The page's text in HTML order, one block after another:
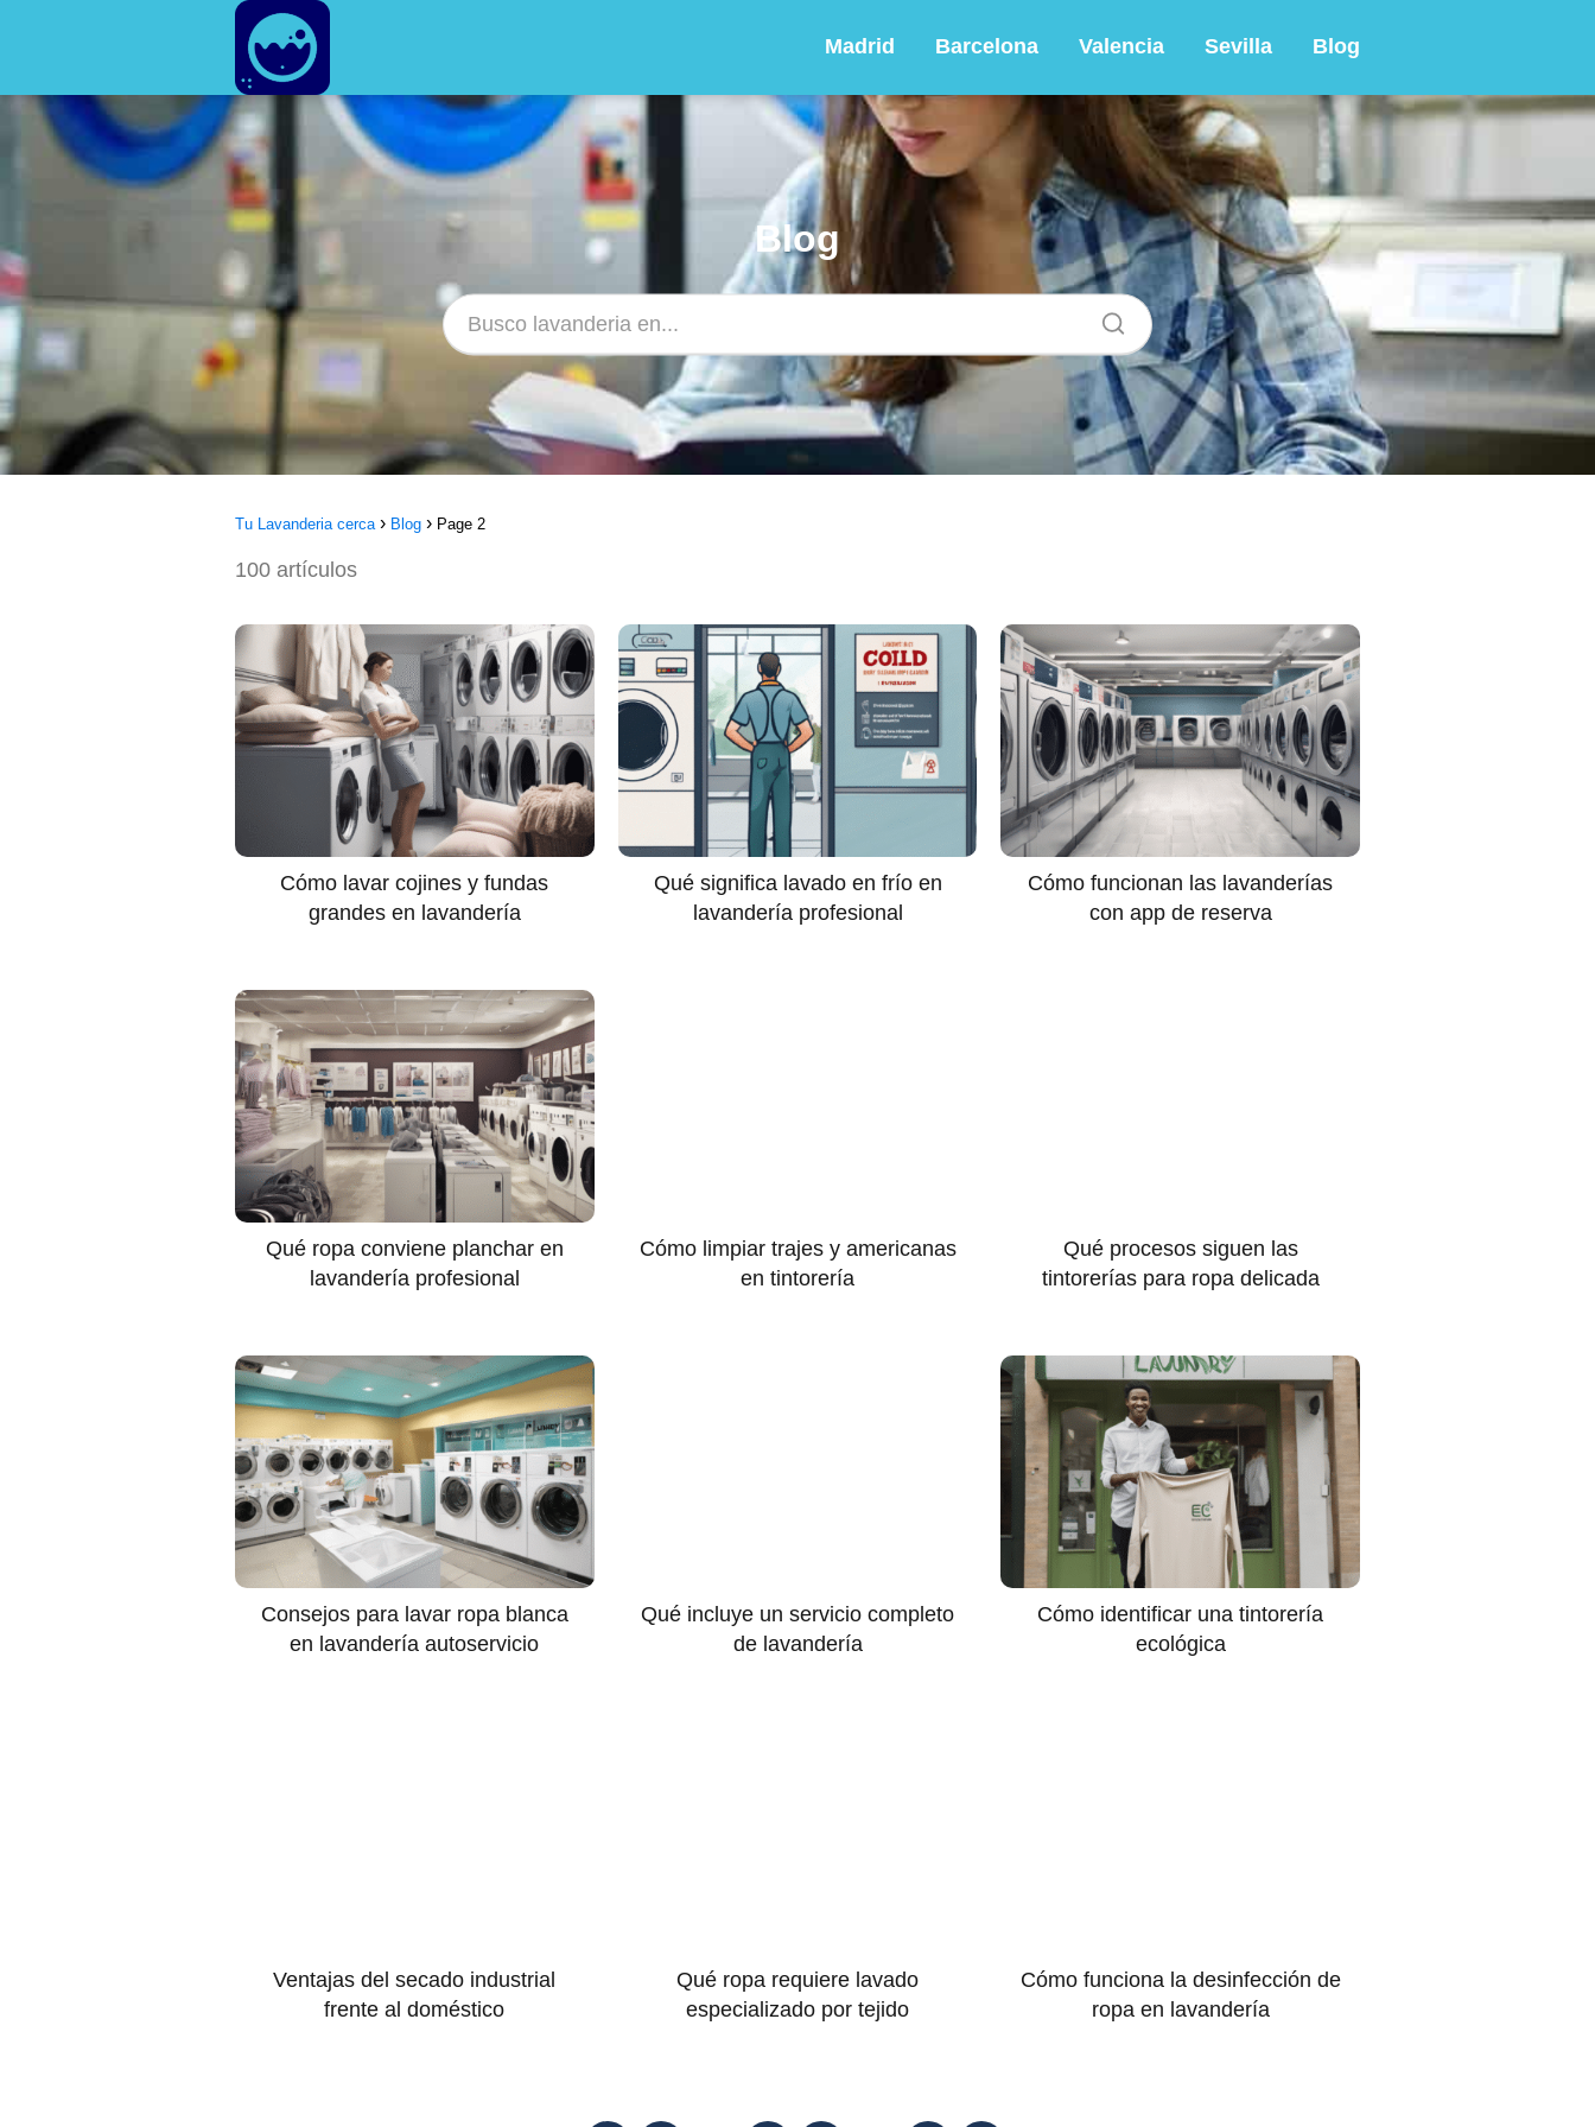
Madrid Barcelona Valencia Sevilla Blog
Blog
Tu Lavanderia cerca Blog Page 2
100 artículos
Cómo lavar cojines y fundas
grandes en lavandería
Qué significa lavado en frío en
lavandería profesional
Cómo funcionan las lavanderías
con app de reserva
Qué ropa conviene planchar en
lavandería profesional
Cómo limpiar trajes y americanas
en tintorería
Qué procesos siguen las
tintorerías para ropa delicada
Consejos para lavar ropa blanca
en lavandería autoservicio
Qué incluye un servicio completo
de lavandería
Cómo identificar una tintorería
ecológica
Ventajas del secado industrial
frente al doméstico
Qué ropa requiere lavado
especializado por tejido
Cómo funciona la desinfección de
ropa en lavandería